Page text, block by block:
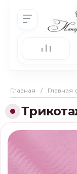
Главная / Главная